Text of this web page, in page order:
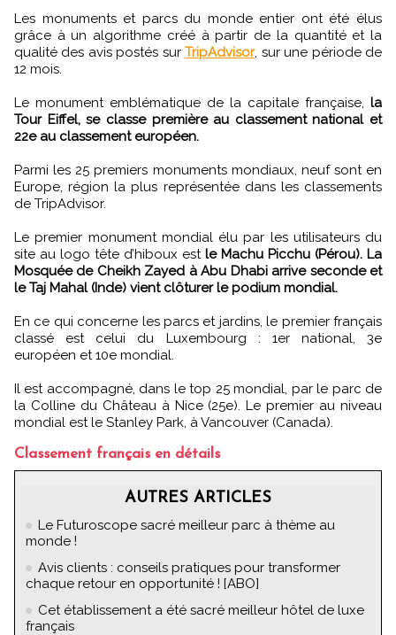
Les monuments et parcs du monde entier ont été élus
grâce à un algorithme créé à partir de la quantité et la
qualité des avis postés surTripAdvisor, sur une période de
12 mois.
Le monument emblématique de la capitale française, la
Tour Eiffel, se classe première au classement national et
22e au classement européen.
Parmi les 25 premiers monuments mondiaux, neuf sont en
Europe, région la plus représentée dans les classements
de TripAdvisor.
Le premier monument mondial élu par les utilisateurs du
site au logo tête d’hiboux est le Machu Picchu (Pérou). La
Mosquée de Cheikh Zayed à Abu Dhabi arrive seconde et
le Taj Mahal (Inde) vient clôturer le podium mondial.
En ce qui concerne les parcs et jardins, le premier français
classé est celui du Luxembourg : 1er national, 3e
européen et 10e mondial.
Il est accompagné, dans le top 25 mondial, par le parc de
la Colline du Château à Nice (25e). Le premier au niveau
mondial est le Stanley Park, à Vancouver (Canada).
Classement français en détails
AUTRES ARTICLES
Le Futuroscope sacré meilleur parc à thème au
monde !
Avis clients : conseils pratiques pour transformer
chaque retour en opportunité ! [ABO]
Cet établissement a été sacré meilleur hôtel de luxe
français